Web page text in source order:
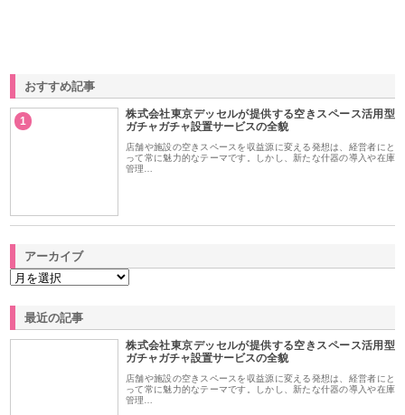
おすすめ記事
1
株式会社東京デッセルが提供する空きスペース活用型
ガチャガチャ設置サービスの全貌
店舗や施設の空きスペースを収益源に変える発想は、経営者にと
って常に魅力的なテーマです。しかし、新たな什器の導入や在庫
管理…
アーカイブ
最近の記事
株式会社東京デッセルが提供する空きスペース活用型
ガチャガチャ設置サービスの全貌
店舗や施設の空きスペースを収益源に変える発想は、経営者にと
って常に魅力的なテーマです。しかし、新たな什器の導入や在庫
管理…